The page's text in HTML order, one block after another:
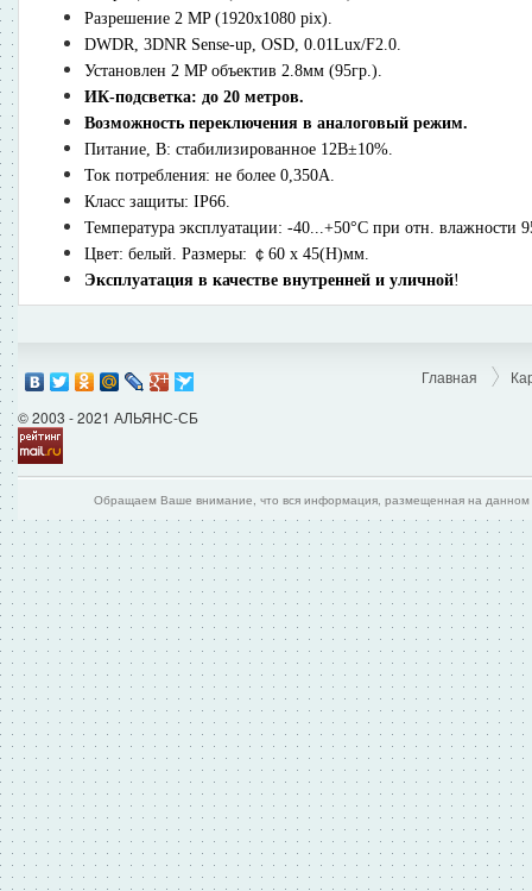
Разрешение 2 MP (1920х1080 pix).
DWDR, 3DNR Sense-up, OSD, 0.01Lux/F2.0.
Установлен 2 MP объектив 2.8мм (95гр.).
ИК-подсветка: до 20 метров.
Возможность переключения в аналоговый режим.
Питание, В: стабилизированное 12В±10%.
Ток потребления: не более 0,350А.
Класс защиты: IP66.
Температура эксплуатации: -40...+50°C при отн. влажности
Цвет: белый. Размеры: ￠60 x 45(H)мм.
Эксплуатация в качестве внутренней и уличной!
© 2003 - 2021 АЛЬЯНС-СБ
Главная
Обращаем Ваше внимание, что вся информация, размещенная на данном